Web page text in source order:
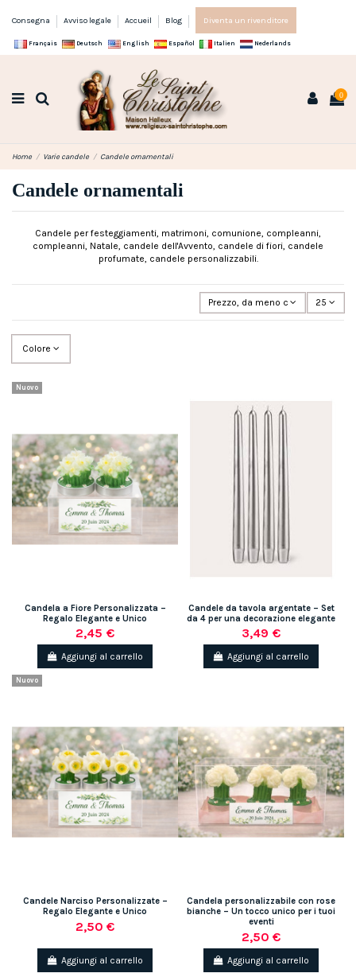
Consegna Avviso legale Accueil Blog Diventa un rivenditore
Français Deutsch English Español Italien Nederlands
0
Home Varie candele Candele ornamentali
Candele ornamentali
Candele per festeggiamenti, matrimoni, comunione, compleanni,
compleanni, Natale, candele dell'Avvento, candele di fiori, candele
profumate, candele personalizzabili.
Prezzo, da meno caro a più caro
25
Colore
Nuovo
Candela a Fiore Personalizzata –
Regalo Elegante e Unico
2,45 €
Aggiungi al carrello
Candele da tavola argentate – Set
da 4 per una decorazione elegante
3,49 €
Aggiungi al carrello
Nuovo
Candele Narciso Personalizzate –
Regalo Elegante e Unico
2,50 €
Aggiungi al carrello
Candela personalizzabile con rose
bianche – Un tocco unico per i tuoi
eventi
2,50 €
Aggiungi al carrello